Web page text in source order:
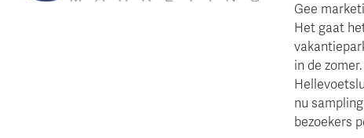
Gee
Het gaat
in de
nu
bezoekers